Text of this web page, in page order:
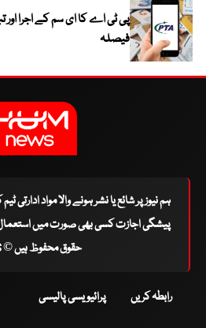
پی ٹی اے کا ای سم کے اجرا
فیصلہ
ہم نیوز پر شائع یا نشر ہونے والا مواد
پیشگی اجازت کسی بھی صورت میں استعمال
حقوق محفوظ ہیں © 2026
رابطہ کریں پرائیویسی پالیسی